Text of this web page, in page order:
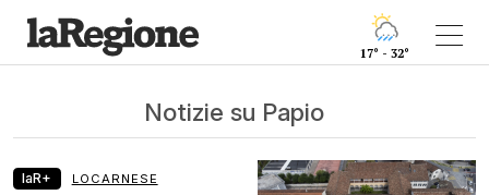
17° - 32°
Notizie su Papio
laR+ LOCARNESE